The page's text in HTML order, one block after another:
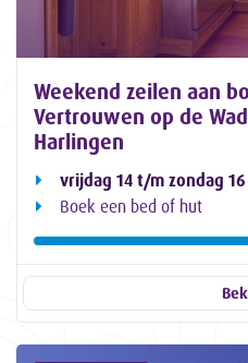
Weekend zeilen aan
Vertrouwen op de
Harlingen
vrijdag 14 t/m zondag
Boek een bed of hut